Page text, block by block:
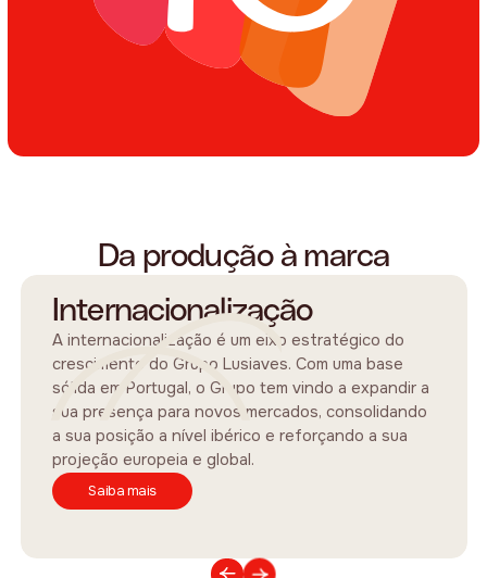
Da produção à marca
Internacionalização
A internacionalização é um eixo estratégico do
crescimento do Grupo Lusiaves. Com uma base
sólida em Portugal, o Grupo tem vindo a expandir a
sua presença para novos mercados, consolidando
a sua posição a nível ibérico e reforçando a sua
projeção europeia e global.
Saiba mais